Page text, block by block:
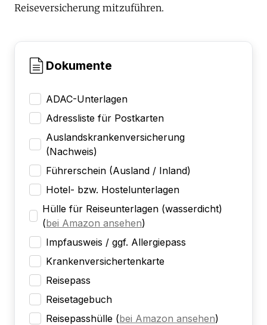
Reiseversicherung mitzuführen.
Dokumente
ADAC-Unterlagen
Adressliste für Postkarten
Auslandskrankenversicherung
(Nachweis)
Führerschein (Ausland / Inland)
Hotel- bzw. Hostelunterlagen
Hülle für Reiseunterlagen (wasserdicht)
(bei Amazon ansehen)
Impfausweis / ggf. Allergiepass
Krankenversichertenkarte
Reisepass
Reisetagebuch
Reisepasshülle (bei Amazon ansehen)